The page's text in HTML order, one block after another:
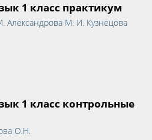
1 класс практикум
Александрова М. И. Кузнецова
1 класс контрольные
О.Н.